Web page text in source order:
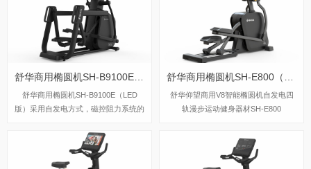
舒华商用椭圆机SH-B9100E（LED
版）采用自发电方式，磁控阻力系统的
大使用者体重为180kg，踏步跨距可达
508mm，适用于大多数人，现在快盈V
III体育旗舰店都有这一款椭圆机，欢迎
舒华仰望商用V8智能椭圆机自发电四
轨漫步运动健身器材SH-E800